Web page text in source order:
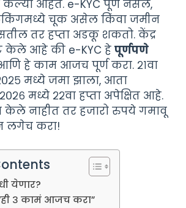
केल्या आहेत. e-KYC पूर्ण नसेल,
चूक असेल किंवा जमीन
तर हप्ता अडकू शकतो. केंद्र
केले आहे की e-KYC हे पूर्णपणे
हे काम आजच पूर्ण करा. २१वा
मध्ये जमा झाला, आता
२०२६ मध्ये २२वा हप्ता अपेक्षित आहे.
नाहीत तर हजारो रुपये गमावू
लगेच करा!
येणार?
३ कामं आजच करा”